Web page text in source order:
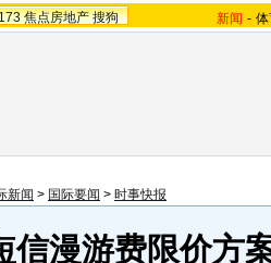
焦点房地产 搜狗 新闻 -
新闻 > 国际要闻 > 时事快报
信漫游费限价方